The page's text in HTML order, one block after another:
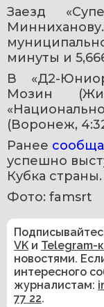
Заезд
минуты и
В «Д2-
Мозин
(Воронеж,
Ранее
успешно
Кубка страны.
Фото: famsrt
VK и Telegram-
новостями.
интересного
журналистам:
77 22.